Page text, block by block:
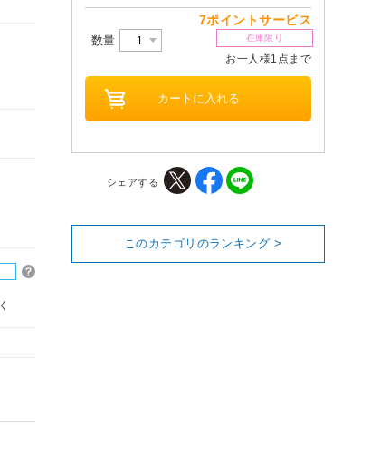
7ポイントサービス
数量 在庫限り
お一人様1点まで
シェアする
このカテゴリのランキング >